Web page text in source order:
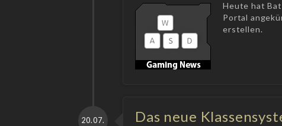
Heute hat
Portal
erstellen.
20.07. Das neue